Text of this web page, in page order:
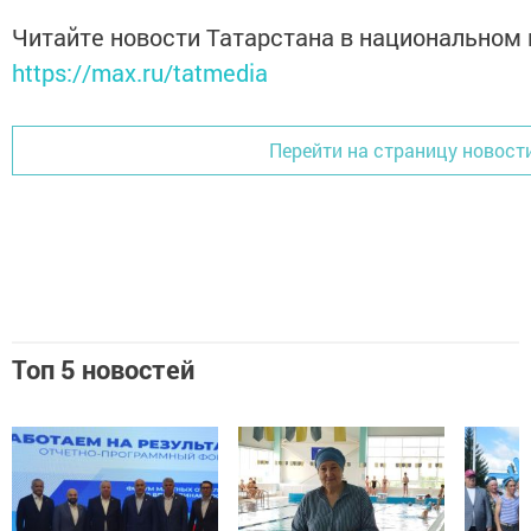
Читайте новости Татарстана в
https://max.ru/tatmedia
Перейти на страницу
Топ 5 новостей